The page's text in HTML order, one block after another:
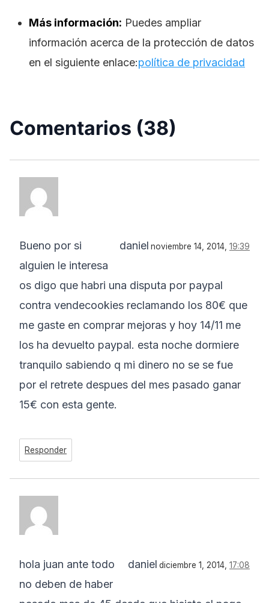
Más información: Puedes ampliar
información acerca de la protección de datos
en el siguiente enlace:política de privacidad
Comentarios (38)
daniel noviembre 14, 2014, 19:39
Bueno por si
alguien le interesa
os digo que habri una disputa por paypal
contra vendecookies reclamando los 80€ que
me gaste en comprar mejoras y hoy 14/11 me
los ha devuelto paypal. esta noche dormiere
tranquilo sabiendo q mi dinero no se se fue
por el retrete despues del mes pasado ganar
15€ con esta gente.
Responder
daniel diciembre 1, 2014, 17:08
hola juan ante todo
no deben de haber